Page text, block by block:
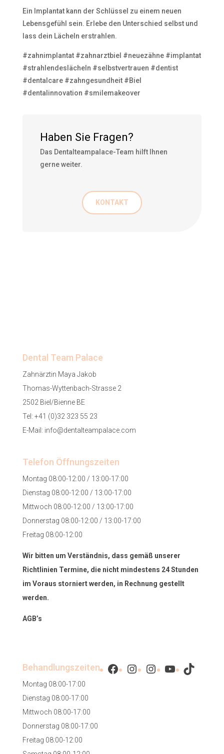
Ein Implantat kann der Schlüssel zu einem neuen
Lebensgefühl sein. Erlebe den Unterschied selbst und
lass dein Lächeln erstrahlen.
#zahnimplantat #zahnarztbiel #neuezähne #implantat
#strahlendeslächeln #selbstvertrauen #dentist
#dentalcare #zahngesundheit #Biel
#dentalinnovation #smilemakeover
Haben Sie Fragen?
Das Dentalteampalace-Team hilft Ihnen
gerne weiter.
KONTAKT
Dental Team Palace
Zahnärztin Maya Jakob
Thomas-Wyttenbach-Strasse 2
2502 Biel/Bienne BE
Tel: +41 (0)32 323 55 23
E-Mail: info@dentalteampalace.com
Telefon Öffnungszeiten
Montag 08:00-12:00 / 13:00-17:00
Dienstag 08:00-12:00 / 13:00-17:00
Mittwoch 08:00-12:00 / 13:00-17:00
Donnerstag 08:00-12:00 / 13:00-17:00
Freitag 08:00-12:00
Wir bitten um Verständnis, dass gemäß unserer
Richtlinien Termine, die nicht mindestens 24 Stunden
im Voraus storniert werden, in Rechnung gestellt
werden.
AGB’s
Behandlungszeiten
Montag 08:00-17:00
Dienstag 08:00-17:00
Mittwoch 08:00-17:00
Donnerstag 08:00-17:00
Freitag 08:00-12:00
Facebook
Instagram
Instagram
YouTube
TikTok